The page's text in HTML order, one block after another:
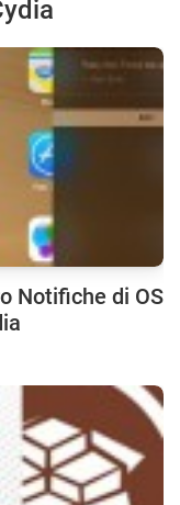
Notifiche di OS